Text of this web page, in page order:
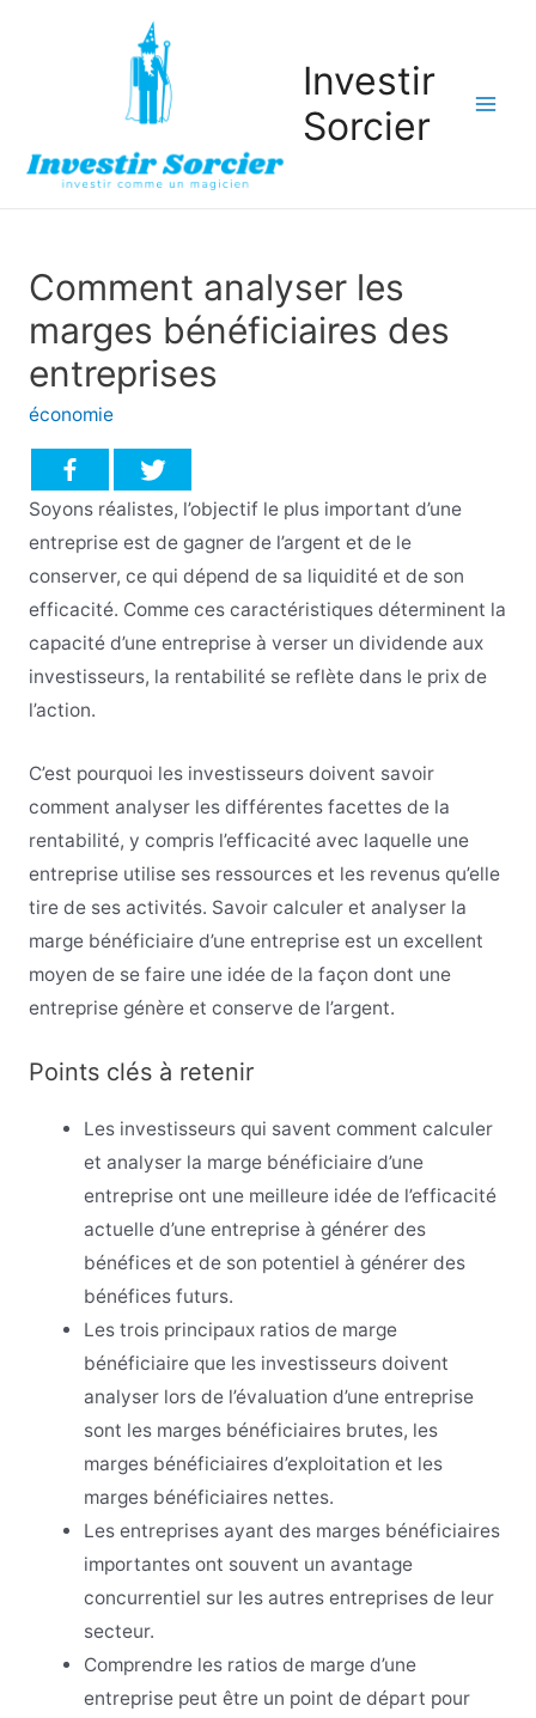
Investir
Sorcier
Comment analyser les
marges bénéficiaires des
entreprises
économie
Soyons réalistes, l’objectif le plus important d’une
entreprise est de gagner de l’argent et de le
conserver, ce qui dépend de sa liquidité et de son
efficacité. Comme ces caractéristiques déterminent la
capacité d’une entreprise à verser un dividende aux
investisseurs, la rentabilité se reflète dans le prix de
l’action.
C’est pourquoi les investisseurs doivent savoir
comment analyser les différentes facettes de la
rentabilité, y compris l’efficacité avec laquelle une
entreprise utilise ses ressources et les revenus qu’elle
tire de ses activités. Savoir calculer et analyser la
marge bénéficiaire d’une entreprise est un excellent
moyen de se faire une idée de la façon dont une
entreprise génère et conserve de l’argent.
Points clés à retenir
Les investisseurs qui savent comment calculer
et analyser la marge bénéficiaire d’une
entreprise ont une meilleure idée de l’efficacité
actuelle d’une entreprise à générer des
bénéfices et de son potentiel à générer des
bénéfices futurs.
Les trois principaux ratios de marge
bénéficiaire que les investisseurs doivent
analyser lors de l’évaluation d’une entreprise
sont les marges bénéficiaires brutes, les
marges bénéficiaires d’exploitation et les
marges bénéficiaires nettes.
Les entreprises ayant des marges bénéficiaires
importantes ont souvent un avantage
concurrentiel sur les autres entreprises de leur
secteur.
Comprendre les ratios de marge d’une
entreprise peut être un point de départ pour